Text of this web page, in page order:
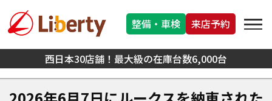
西日本30店舗！最大級の在庫台数6,000台
整備・車検 来店予約